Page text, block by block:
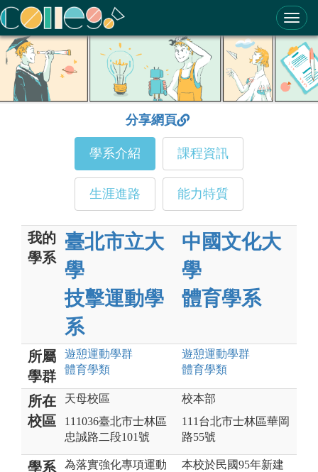
ColleGo! 大學選才與高中育才輔助系統
分享網頁
學系介紹 課程資訊
生涯進路 能力特質
我的
學系
臺北市立大
學
技擊運動學
系
中國文化大
學
體育學系
所屬
學群
遊憩運動學群
體育學類
遊憩運動學群
體育學類
所在
校區
天母校區
111036臺北市士林區
忠誠路二段101號
校本部
111台北市士林區華岡
路55號
學系
為落實強化專項運動
本校於民國95年新建